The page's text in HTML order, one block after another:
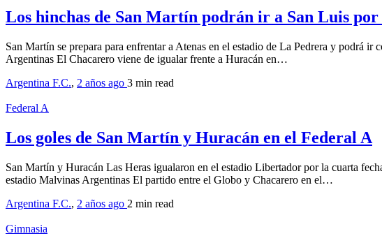
Los hinchas de San Martín podrán ir a San Luis
San Martín se prepara para enfrentar a Atenas en el estadio de La Pedrera y podrá
Argentinas El Chacarero viene de igualar frente a Huracán en…
Argentina F.C., 2 años ago 3 min read
Federal A
Los goles de San Martín y Huracán en el Federal A
San Martín y Huracán Las Heras igualaron en el estadio Libertador por la cuarta
estadio Malvinas Argentinas El partido entre el Globo y Chacarero en el…
Argentina F.C., 2 años ago 2 min read
Gimnasia